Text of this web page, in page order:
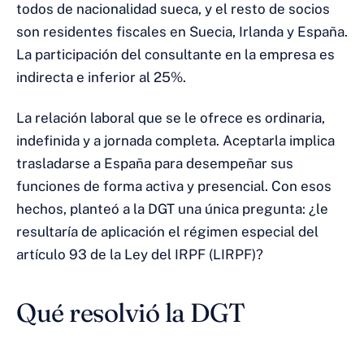
todos de nacionalidad sueca, y el resto de socios
son residentes fiscales en Suecia, Irlanda y España.
La participación del consultante en la empresa es
indirecta e inferior al 25%.
La relación laboral que se le ofrece es ordinaria,
indefinida y a jornada completa. Aceptarla implica
trasladarse a España para desempeñar sus
funciones de forma activa y presencial. Con esos
hechos, planteó a la DGT una única pregunta: ¿le
resultaría de aplicación el régimen especial del
artículo 93 de la Ley del IRPF (LIRPF)?
Qué resolvió la DGT